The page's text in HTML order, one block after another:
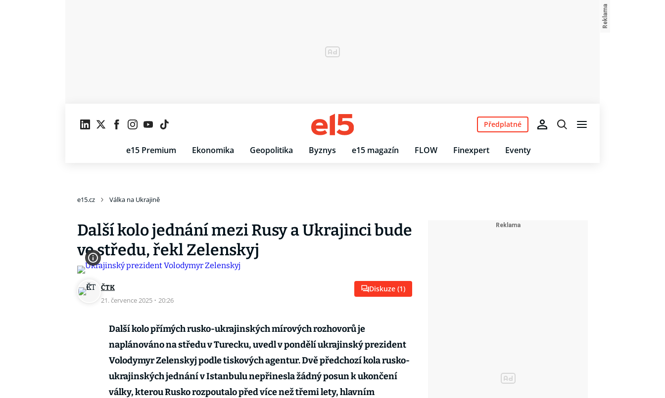
e15 Premium Ekonomika Geopolitika Byznys e15 magazín FLOW Finexpert Eventy
Předplatné
e15.cz Válka na Ukrajině
Další kolo jednání mezi Rusy a Ukrajinci bude
ve středu, řekl Zelenskyj
ČTK
21. července 2025 · 20:26
Diskuze (1)
Další kolo přímých rusko-ukrajinských mírových rozhovorů je
naplánováno na středu v Turecku, uvedl v pondělí ukrajinský prezident
Volodymyr Zelenskyj podle tiskových agentur. Dvě předchozí kola rusko-
ukrajinských jednání v Istanbulu nepřinesla žádný posun k ukončení
války, kterou Rusko rozpoutalo před více než třemi lety, hlavním